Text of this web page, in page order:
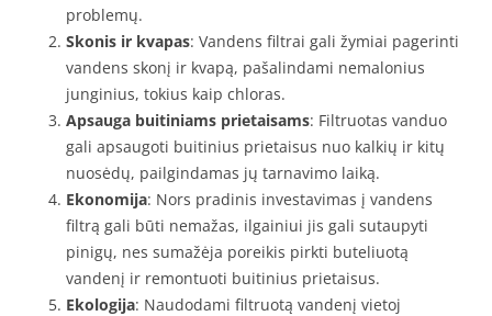
problemų.
Skonis ir kvapas: Vandens filtrai gali žymiai pagerinti
vandens skonį ir kvapą, pašalindami nemalonius
junginius, tokius kaip chloras.
Apsauga buitiniams prietaisams: Filtruotas vanduo
gali apsaugoti buitinius prietaisus nuo kalkių ir kitų
nuosėdų, pailgindamas jų tarnavimo laiką.
Ekonomija: Nors pradinis investavimas į vandens
filtrą gali būti nemažas, ilgainiui jis gali sutaupyti
pinigų, nes sumažėja poreikis pirkti buteliuotą
vandenį ir remontuoti buitinius prietaisus.
Ekologija: Naudodami filtruotą vandenį vietoj